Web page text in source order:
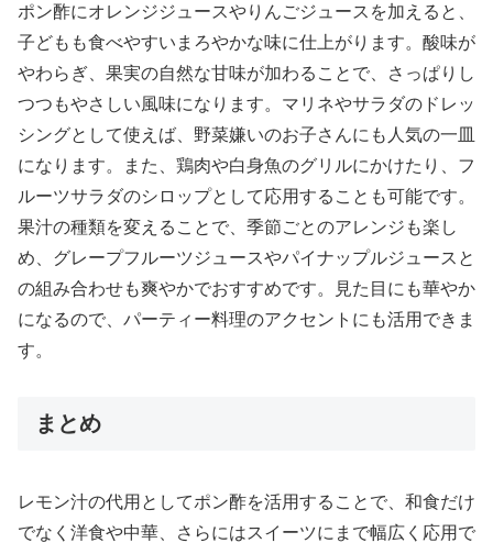
ポン酢にオレンジジュースやりんごジュースを加えると、
子どもも食べやすいまろやかな味に仕上がります。酸味が
やわらぎ、果実の自然な甘味が加わることで、さっぱりし
つつもやさしい風味になります。マリネやサラダのドレッ
シングとして使えば、野菜嫌いのお子さんにも人気の一皿
になります。また、鶏肉や白身魚のグリルにかけたり、フ
ルーツサラダのシロップとして応用することも可能です。
果汁の種類を変えることで、季節ごとのアレンジも楽し
め、グレープフルーツジュースやパイナップルジュースと
の組み合わせも爽やかでおすすめです。見た目にも華やか
になるので、パーティー料理のアクセントにも活用できま
す。
まとめ
レモン汁の代用としてポン酢を活用することで、和食だけ
でなく洋食や中華、さらにはスイーツにまで幅広く応用で